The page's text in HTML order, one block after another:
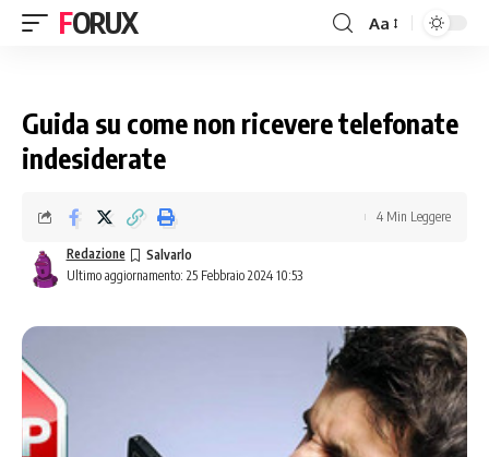
FORUX Aa
Guida su come non ricevere telefonate
indesiderate
Ultimo aggiornamento: 25 Febbraio 2024 10:53
Redazione
4 Min Leggere